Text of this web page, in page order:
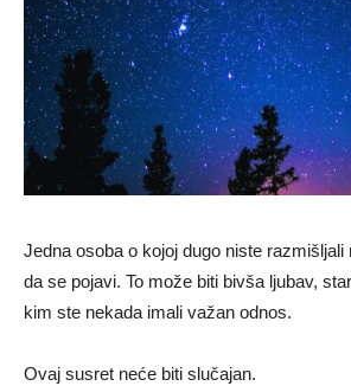
Jedna osoba o kojoj dugo niste razmišljali
da se pojavi. To može biti bivša ljubav,
kim ste nekada imali važan odnos.
Ovaj susret neće biti slučajan.